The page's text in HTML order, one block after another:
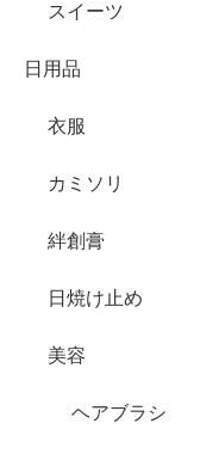
スイーツ
日用品
衣服
カミソリ
絆創膏
日焼け止め
美容
ヘアブラシ